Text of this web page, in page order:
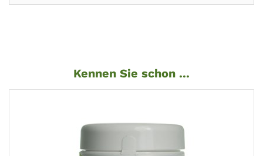
Kennen Sie schon ...